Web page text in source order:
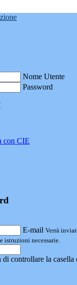
Nome Utente
Password
con CIE
E-mail Verrà
istruzioni necessarie.
controllare la casella